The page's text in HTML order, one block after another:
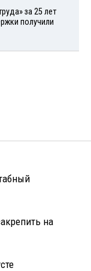
за 25 лет
получили
на